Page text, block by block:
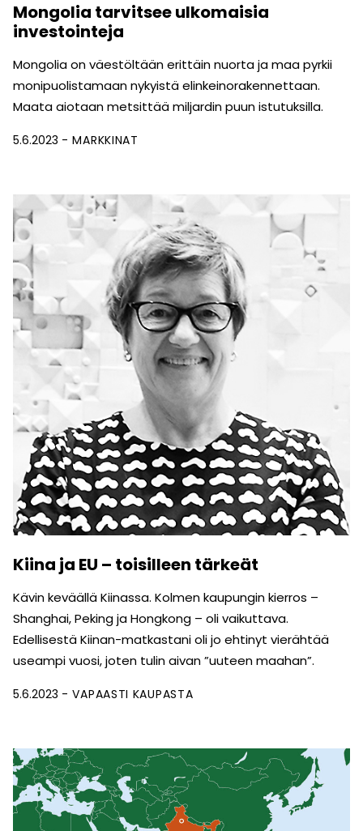
Mongolia tarvitsee ulkomaisia
investointeja
Mongolia on väestöltään erittäin nuorta ja maa pyrkii
monipuolistamaan nykyistä elinkeinorakennettaan.
Maata aiotaan metsittää miljardin puun istutuksilla.
5.6.2023 MARKKINAT
Kiina ja EU – toisilleen tärkeät
Kävin keväällä Kiinassa. Kolmen kaupungin kierros –
Shanghai, Peking ja Hongkong – oli vaikuttava.
Edellisestä Kiinan-matkastani oli jo ehtinyt vierähtää
useampi vuosi, joten tulin aivan ”uuteen maahan”.
5.6.2023 VAPAASTI KAUPASTA